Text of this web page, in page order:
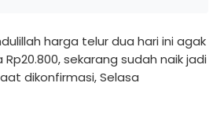
harga telur dua hari ini agak
Rp20.800, sekarang sudah naik jadi
dikonfirmasi, Selasa